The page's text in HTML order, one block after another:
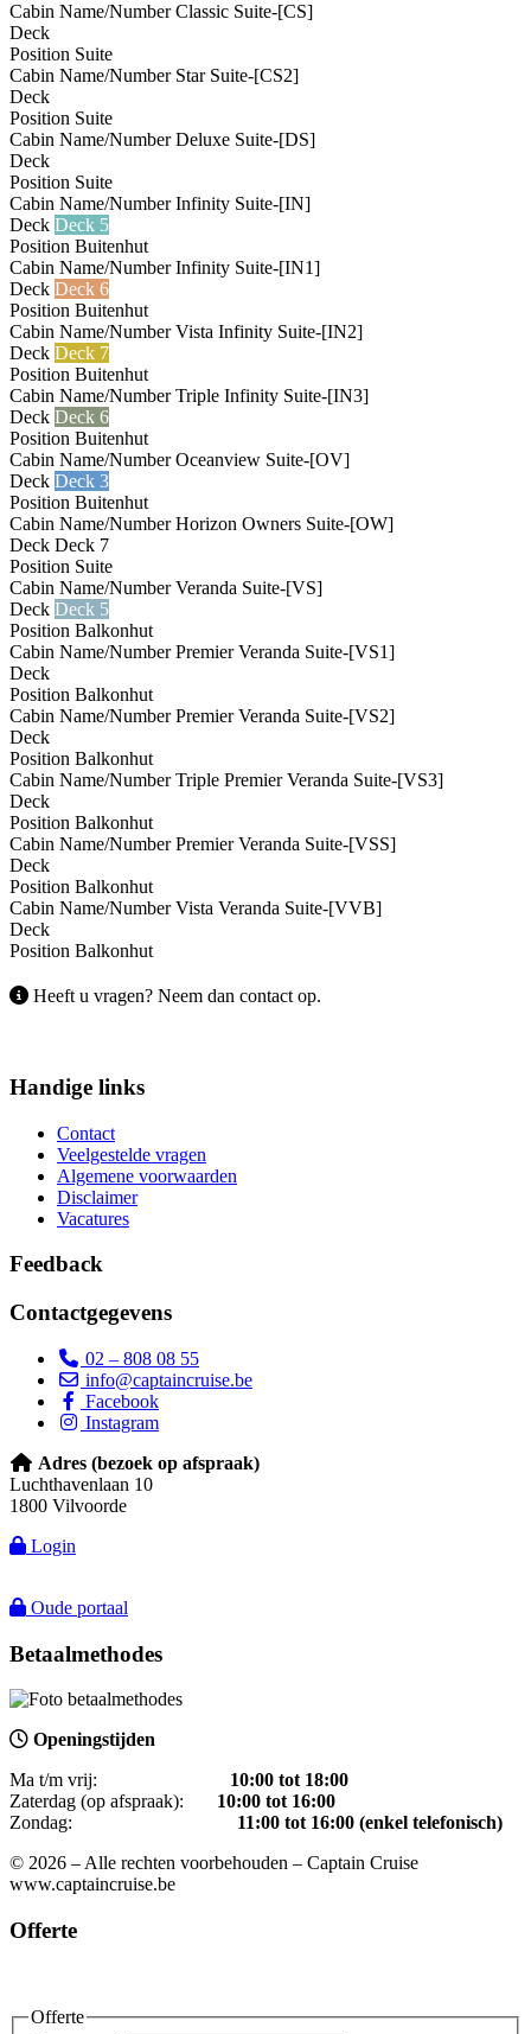
Cabin Name/NumberClassic Suite-[CS]
Deck
Position Suite
Cabin Name/NumberStar Suite-[CS2]
Deck
Position Suite
Cabin Name/NumberDeluxe Suite-[DS]
Deck
Position Suite
Cabin Name/NumberInfinity Suite-[IN]
Deck Deck 5
Position Buitenhut
Cabin Name/NumberInfinity Suite-[IN1]
Deck Deck 6
Position Buitenhut
Cabin Name/NumberVista Infinity Suite-[IN2]
Deck Deck 7
Position Buitenhut
Cabin Name/NumberTriple Infinity Suite-[IN3]
Deck Deck 6
Position Buitenhut
Cabin Name/NumberOceanview Suite-[OV]
Deck Deck 3
Position Buitenhut
Cabin Name/NumberHorizon Owners Suite-[OW]
Deck Deck 7
Position Suite
Cabin Name/NumberVeranda Suite-[VS]
Deck Deck 5
Position Balkonhut
Cabin Name/NumberPremier Veranda Suite-[VS1]
Deck
Position Balkonhut
Cabin Name/NumberPremier Veranda Suite-[VS2]
Deck
Position Balkonhut
Cabin Name/NumberTriple Premier Veranda Suite-[VS3]
Deck
Position Balkonhut
Cabin Name/NumberPremier Veranda Suite-[VSS]
Deck
Position Balkonhut
Cabin Name/NumberVista Veranda Suite-[VVB]
Deck
Position Balkonhut
Heeft u vragen? Neem dan contact op.
Handige links
Contact
Veelgestelde vragen
Algemene voorwaarden
Disclaimer
Vacatures
Feedback
Contactgegevens
02 – 808 08 55
info@captaincruise.be
Facebook
Instagram
Adres (bezoek op afspraak)
Luchthavenlaan 10
1800 Vilvoorde
Login
Oude portaal
Betaalmethodes
Openingstijden
Ma t/m vrij: 10:00 tot 18:00
Zaterdag (op afspraak): 10:00 tot 16:00
Zondag: 11:00 tot 16:00 (enkel telefonisch)
© 2026 – Alle rechten voorbehouden – Captain Cruise
www.captaincruise.be
Offerte
Offerte